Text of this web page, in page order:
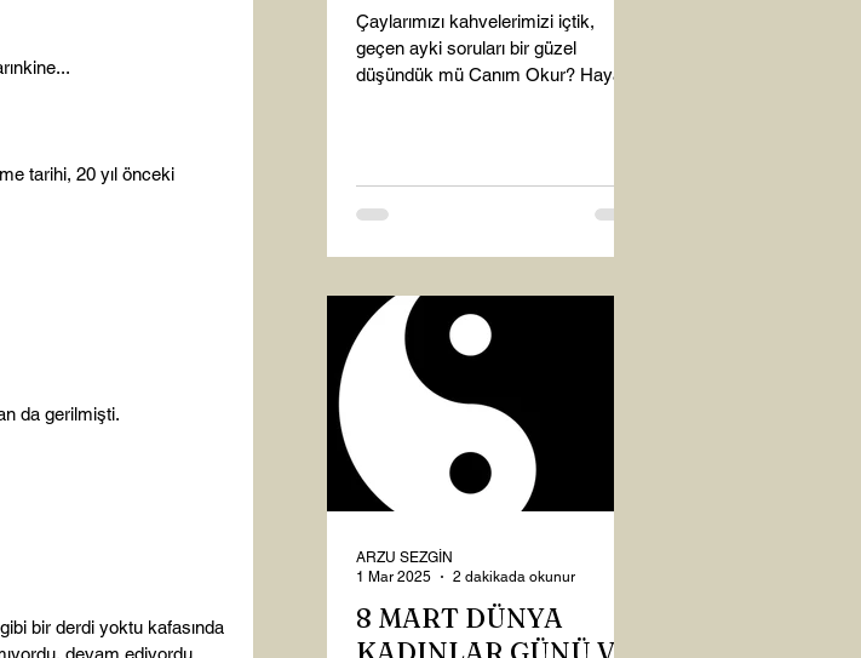
tarihi, 20 yıl önceki
da gerilmişti.
bir derdi yoktu kafasında
devam ediyordu
Çaylarımızı kahvelerimizi içtik,
geçen ayki soruları bir güzel
düşündük mü Canım Okur? Hayatta
8 MART DÜNYA
ARZU SEZGİN
1 Mar 2025
2 dakikada okunur